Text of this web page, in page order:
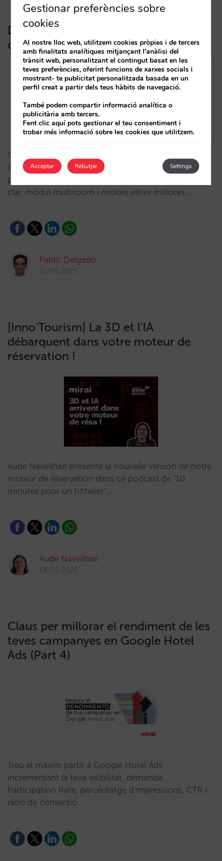
Descobreix el nou motor de reserves
de Mirai
Orientat a la conversió i a facilitar la decisió de
l'usuari, ofereix un rendiment optimitzat,
personalització flexible, filtres intel·ligents, preu final
clar, mòdul multiroom i moltes altres millores.…
Pablo Delgado
21/05/2025
[Inno’Tourism] La 3D et l’IA
débarquent dans votre moteur de
réservation !
Aude Naveilhan présente la nouvelle version de notre
moteur de réservation dans ce podcast de "10
minutes pour un hôtelier".…
Aude Naveilhan
14/03/2025
Claus per millorar el rendiment de les
teves campanyes en Google Hotel
Ads (Part 4)
Treu el màxim partit a Google Hotel Ads
incrementant la teva visibilitat, demanda,
Participation Rate, percentatge d'impressions, CTR i
ràtio de conversió.…
Gestionar preferències sobre
cookies
Al nostre lloc web, utilitzem cookies pròpies i de tercers
amb finalitats analítiques mitjançant l'anàlisi del
trànsit web, personalitzant el contingut basat en les
teves preferències, oferint funcions de xarxes socials i
mostrant- te publicitat personalitzada basada en un
perfil creat a partir dels teus hàbits de navegació.
També podem compartir informació analítica o
publicitària amb tercers.
Fent clic aquí pots gestionar el teu consentiment i
trobar més informació sobre les cookies que utilitzem.
Acceptar Settings
Rebutjar